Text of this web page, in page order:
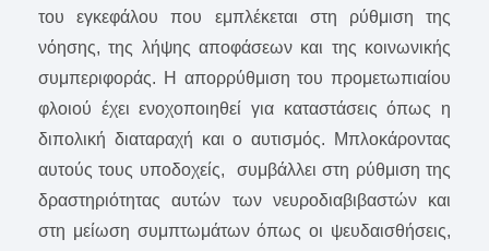
του εγκεφάλου που εμπλέκεται στη ρύθμιση της
νόησης, της λήψης αποφάσεων και της κοινωνικής
συμπεριφοράς. Η απορρύθμιση του προμετωπιαίου
φλοιού έχει ενοχοποιηθεί για καταστάσεις όπως η
διπολική διαταραχή και ο αυτισμός. Μπλοκάροντας
αυτούς τους υποδοχείς, συμβάλλει στη ρύθμιση της
δραστηριότητας αυτών των νευροδιαβιβαστών και
στη μείωση συμπτωμάτων όπως οι ψευδαισθήσεις,